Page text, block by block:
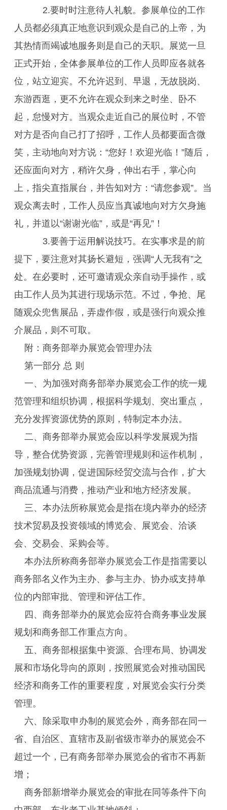
2.要时时注意待人礼貌。参展单位的工作
人员都必须真正地意识到观众是自己的上帝，为
其热情而竭诚地服务则是自己的天职。展览一旦
正式开始，全体参展单位的工作人员即应各就各
位，站立迎宾。不允许迟到、早退，无故脱岗、
东游西逛，更不允许在观众到来之时坐、卧不
起，怠慢对方。当观众走近自己的展位时，不管
对方是否向自己打了招呼，工作人员都要面含微
笑，主动地向对方说：“您好！欢迎光临！”随后，
还应面向对方，稍许欠身，伸出右手，掌心向
上，指尖直指展台，并告知对方：“请您参观”。当
观众离去时，工作人员应当真诚地向对方欠身施
礼，并道以“谢谢光临”，或是“再见”！
3.要善于运用解说技巧。在实事求是的前
提下，要注意对其扬长避短，强调“人无我有”之
处。在必要时，还可邀请观众亲自动手操作，或
由工作人员为其进行现场示范。不过，争抢、尾
随观众兜售展品，弄虚作假，或是强行向观众推
介展品，则不可取。
附：商务部举办展览会管理办法
第一部分 总 则
一、为加强对商务部举办展览会工作的统一规
范管理和组织协调，根据科学规划、突出重点，
充分发挥资源优势的原则，特制定本办法。
二、商务部举办展览会应以科学发展观为指
导，整合优势资源，完善管理规则和运作机制，
加强规划协调，促进国际经贸交流与合作，扩大
商品流通与消费，推动产业和地方经济发展。
三、本办法所称展览会是指在境内举办的经济
技术贸易及投资领域的博览会、展览会、洽谈
会、交易会、采购会等。
本办法所称商务部举办展览会工作是指需要以
商务部名义作为主办、参与主办、协办或支持单
位的内部审批、管理和评估工作。
四、商务部举办的展览会应符合商务事业发展
规划和商务部工作重点方向。
五、商务部根据集中资源、合理布局、协调发
展和市场化导向的原则，按照展览会对推动国民
经济和商务工作的重要程度，对展览会实行分类
管理。
六、除采取申办制的展览会外，商务部在同一
省、自治区、直辖市及副省级市举办的展览会不
超过一个，已有商务部举办展览会的省市不再新
增；
商务部新增举办展览会的审批在同等条件下向